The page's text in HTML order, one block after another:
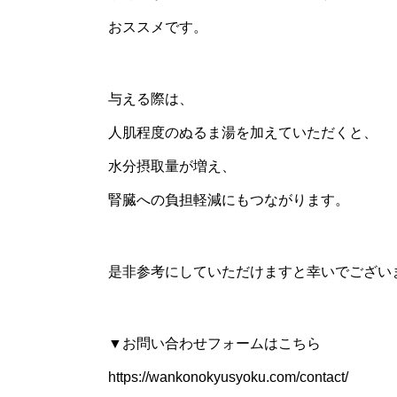
おススメです。
与える際は、
人肌程度のぬるま湯を加えていただくと、
水分摂取量が増え、
腎臓への負担軽減にもつながります。
是非参考にしていただけますと幸いでござい
▼お問い合わせフォームはこちら
https://wankonokyusyoku.com/contact/